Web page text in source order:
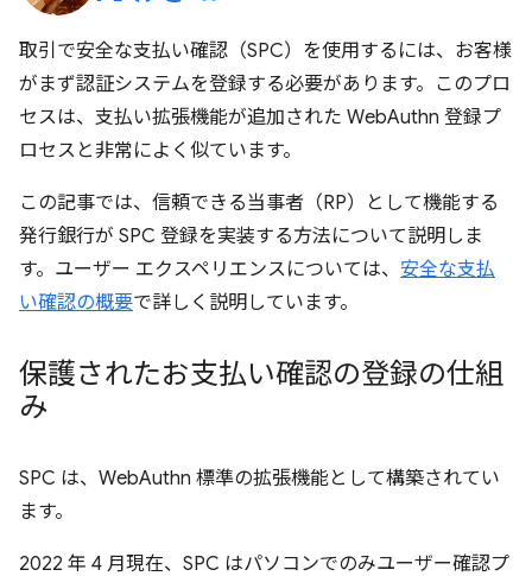
取引で安全な支払い確認（SPC）を使用するには、お客様
がまず認証システムを登録する必要があります。このプロ
セスは、支払い拡張機能が追加された WebAuthn 登録プ
ロセスと非常によく似ています。
この記事では、信頼できる当事者（RP）として機能する
発行銀行が SPC 登録を実装する方法について説明しま
す。ユーザー エクスペリエンスについては、 安全な支払
い確認の概要で詳しく説明しています。
保護されたお支払い確認の登録の仕組
み
SPC は、WebAuthn 標準の拡張機能として構築されてい
ます。
2022 年 4 月現在、SPC はパソコンでのみユーザー確認プ